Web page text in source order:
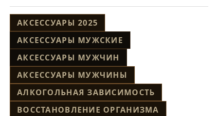
АКСЕССУАРЫ 2025
АКСЕССУАРЫ МУЖСКИЕ
АКСЕССУАРЫ МУЖЧИН
АКСЕССУАРЫ МУЖЧИНЫ
АЛКОГОЛЬНАЯ ЗАВИСИМОСТЬ
ВОССТАНОВЛЕНИЕ ОРГАНИЗМА